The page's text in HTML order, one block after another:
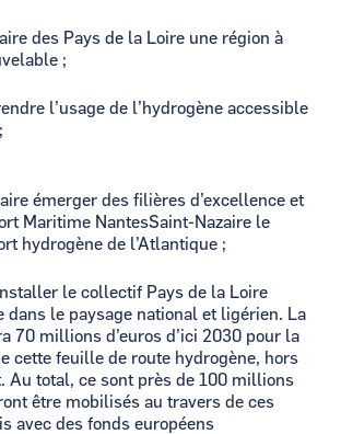
des Pays de la Loire une région à
;
l’usage de l’hydrogène accessible
émerger des filières d’excellence et
Maritime NantesSaint-Nazaire le
hydrogène de l’Atlantique ;
le collectif Pays de la Loire
dans le paysage national et ligérien. La
70 millions d’euros d’ici 2030 pour la
cette feuille de route hydrogène, hors
Au total, ce sont près de 100 millions
être mobilisés au travers de ces
avec des fonds européens